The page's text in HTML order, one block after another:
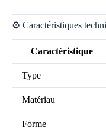
⚙️ Caractéristiques
Caractéristique
Type
Matériau
Forme